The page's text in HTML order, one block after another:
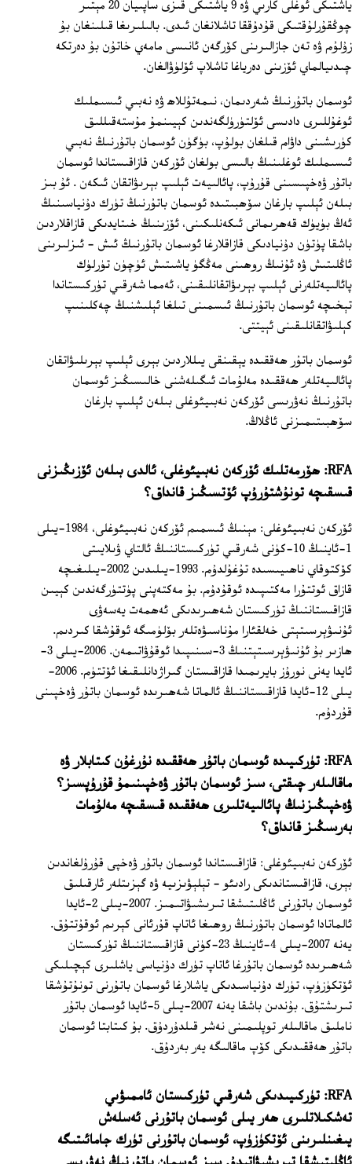
ياشتىكى ئوغلى كارىي ۋە 9 ياشتىكى قىزى ساپىيان 20 مېتىر
چوڭقۇرلۇقتىكى قۇدۇققا تاشلانغان ئىدى. بالىلىرىغا قىلىنغان بۇ
زۇلۇم ۋە تەن جازالىرىنى كۆرگەن ئانىسى مامەي خاتۇن بۇ دەرتكە
چىدىيالماي ئۆزىنى دەرياغا تاشلاپ ئۆلۈۋالغان.
ئوسمان باتۇرنىڭ شەردىمان، نىمەتۇللاھ ۋە نەبىي ئىسىملىك
ئوغۇللىرى دادىسى ئۆلتۈرۈلگەندىن كېيىنمۇ مۇستەقىللىق
كۈرىشىنى داۋام قىلغان بولۇپ، بۈگۈن ئوسمان باتۇرنىڭ نەبىي
ئىسىملىك ئوغلىنىڭ بالىسى بولغان ئۆركەن قازاقىستاندا ئوسمان
باتۇر ۋەخپىسىنى قۇرۇپ، پائالىيەت ئېلىپ بېرىۋاتقان ئىكەن . ئۇ بىز
بىلەن ئېلىپ بارغان سۆھبىتىدە ئوسمان باتۇرنىڭ تۈرك دۇنياسىنىڭ
ئەڭ بۈيۈك قەھرىمانى ئىكەنلىكىنى، ئۆزىنىڭ خىتايدىكى قازاقلاردىن
باشقا پۈتۈن دۇنيادىكى قازاقلارغا ئوسمان باتۇرنىڭ ئىش - ئىزلىرىنى
ئاڭلىتىش ۋە ئۇنىڭ روھىنى مەڭگۈ ياشىتىش ئۈچۈن تۈرلۈك
پائالىيەتلەرنى ئېلىپ بېرىۋاتقانلىقىنى، ئەمما شەرقىي تۈركىستاندا
تېخىچە ئوسمان باتۇرنىڭ ئىسمىنى تىلغا ئېلىشنىڭ چەكلىنىپ
كېلىۋاتقانلىقىنى ئېيتتى.
ئوسمان باتۇر ھەققىدە يېقىنقى يىللاردىن بېرى ئېلىپ بېرىلىۋاتقان
پائالىيەتلەر ھەققىدە مەلۇمات ئىگىلەشنى خالىسىڭىز ئوسمان
باتۇرنىڭ نەۋرىسى ئۆركەن نەبىيئوغلى بىلەن ئېلىپ بارغان
سۆھبىتىمىزنى ئاڭلاڭ.
RFA: ھۆرمەتلىك ئۆركەن نەبىيئوغلى، ئالدى بىلەن ئۆزىڭىزنى
قىسقىچە تونۇشتۇرۇپ ئۆتسىڭىز قانداق؟
ئۆركەن نەبىيئوغلى: مېنىڭ ئىسمىم ئۆركەن نەبىيئوغلى، 1984-يىلى
1-ئاينىڭ 10-كۈنى شەرقىي تۈركىستاننىڭ ئالتاي ۋىلايىتى
كۆكتوقاي ناھىيىسىدە تۇغۇلدۇم. 1993-يىلىدىن 2002-يىلىغىچە
قازاق ئوتتۇرا مەكتىپىدە ئوقۇدۇم. بۇ مەكتەپنى پۈتتۈرگەندىن كېيىن
قازاقىستاننىڭ تۈركىستان شەھىرىدىكى ئەھمەت يەسەۋى
ئۇنىۋېرسىتېتى خەلقئارا مۇناسىۋەتلەر بۆلۈمىگە ئوقۇشقا كىردىم.
ھازىر بۇ ئۇنىۋېرسىتېتنىڭ 3-سىنىپىدا ئوقۇۋاتىمەن. 2006-يىلى 3-
ئايدا يەنى نورۇز بايرىمىدا قازاقىستان گىراژدانلىقىغا ئۆتتۈم. 2006-
يىلى 12-ئايدا قازاقىستاننىڭ ئالماتا شەھىرىدە ئوسمان باتۇر ۋەخپىنى
قۇردۇم.
RFA: تۈركىيىدە ئوسمان باتۇر ھەققىدە نۇرغۇن كىتابلار ۋە
ماقالىلەر چىقتى، سىز ئوسمان باتۇر ۋەخپىنىمۇ قۇرۇپسىز؟
ۋەخپىڭىزنىڭ پائالىيەتلىرى ھەققىدە قىسقىچە مەلۇمات
بەرسىڭىز قانداق؟
ئۆركەن نەبىيئوغلى: قازاقىستاندا ئوسمان باتۇر ۋەخپى قۇرۇلغاندىن
بېرى، قازاقىستاندىكى رادىئو - تېلېۋىزىيە ۋە گېزىتلەر ئارقىلىق
ئوسمان باتۇرنى ئاڭلىتىشقا تىرىشىۋاتىمىز. 2007-يىلى 2-ئايدا
ئالماتادا ئوسمان باتۇرنىڭ روھىغا ئاتاپ قۇرئانى كېرىم ئوقۇتتۇق.
يەنە 2007-يىلى 4-ئاينىڭ 23-كۈنى قازاقىستاننىڭ تۈركىستان
شەھىرىدە ئوسمان باتۇرغا ئاتاپ تۈرك دۇنياسى ياشلىرى كېچىلىكى
ئۆتكۈزۈپ، تۈرك دۇنياسىدىكى ياشلارغا ئوسمان باتۇرنى تونۇتۇشقا
تىرىشتۇق. بۇندىن باشقا يەنە 2007-يىلى 5-ئايدا ئوسمان باتۇر
ناملىق ماقالىلەر توپلىمىنى نەشر قىلدۇردۇق. بۇ كىتابتا ئوسمان
باتۇر ھەققىدىكى كۆپ ماقالىگە يەر بەردۇق.
RFA: تۈركىيىدىكى شەرقىي تۈركىستان ئاممىۋىي
تەشكىلاتلىرى ھەر يىلى ئوسمان باتۇرنى ئەسلەش
يىغىنلىرىنى ئۆتكۈزۈپ، ئوسمان باتۇرنى تۈرك جامائىتىگە